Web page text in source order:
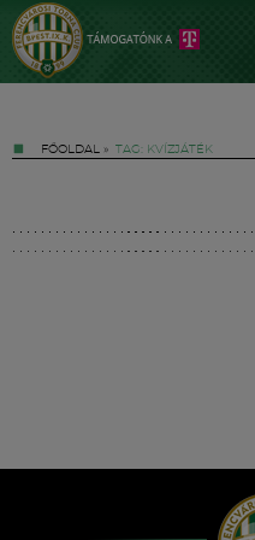
FŐOLDAL » TAG: KVÍZJÁTÉK
Hírek